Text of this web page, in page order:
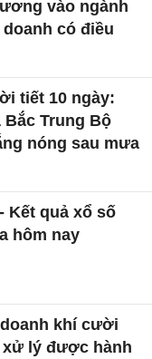
vào ngành
có điều
tiết 10 ngày:
Bắc Trung Bộ
nóng sau mưa
Kết quả xổ số
hôm nay
khí cười
xử lý được hành